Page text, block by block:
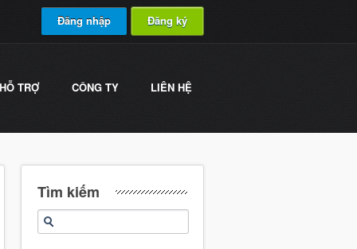
Đăng nhập Đăng ký
HỖ TRỢ CÔNG TY LIÊN HỆ
Tìm kiếm